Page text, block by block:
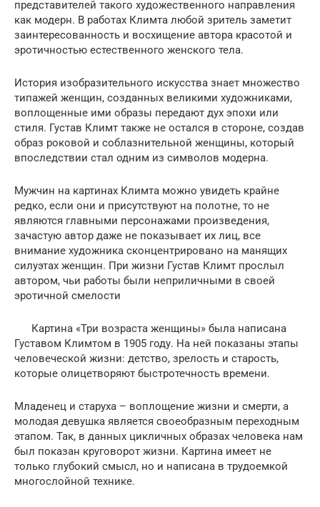
представителей такого художественного направления
как модерн. В работах Климта любой зритель заметит
заинтересованность и восхищение автора красотой и
эротичностью естественного женского тела.
История изобразительного искусства знает множество
типажей женщин, созданных великими художниками,
воплощенные ими образы передают дух эпохи или
стиля. Густав Климт также не остался в стороне, создав
образ роковой и соблазнительной женщины, который
впоследствии стал одним из символов модерна.
Мужчин на картинах Климта можно увидеть крайне
редко, если они и присутствуют на полотне, то не
являются главными персонажами произведения,
зачастую автор даже не показывает их лиц, все
внимание художника сконцентрировано на манящих
силуэтах женщин. При жизни Густав Климт прослыл
автором, чьи работы были неприличными в своей
эротичной смелости
Картина «Три возраста женщины» была написана
Густавом Климтом в 1905 году. На ней показаны этапы
человеческой жизни: детство, зрелость и старость,
которые олицетворяют быстротечность времени.
Младенец и старуха – воплощение жизни и смерти, а
молодая девушка является своеобразным переходным
этапом. Так, в данных цикличных образах человека нам
был показан круговорот жизни. Картина имеет не
только глубокий смысл, но и написана в трудоемкой
многослойной технике.